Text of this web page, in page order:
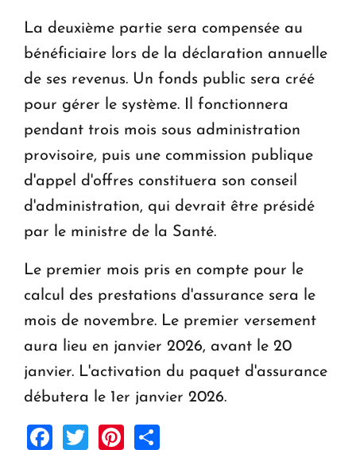
La deuxième partie sera compensée au
bénéficiaire lors de la déclaration annuelle
de ses revenus. Un fonds public sera créé
pour gérer le système. Il fonctionnera
pendant trois mois sous administration
provisoire, puis une commission publique
d'appel d'offres constituera son conseil
d'administration, qui devrait être présidé
par le ministre de la Santé.
Le premier mois pris en compte pour le
calcul des prestations d'assurance sera le
mois de novembre. Le premier versement
aura lieu en janvier 2026, avant le 20
janvier. L'activation du paquet d'assurance
débutera le 1er janvier 2026.
Facebook
TwitterPinterest